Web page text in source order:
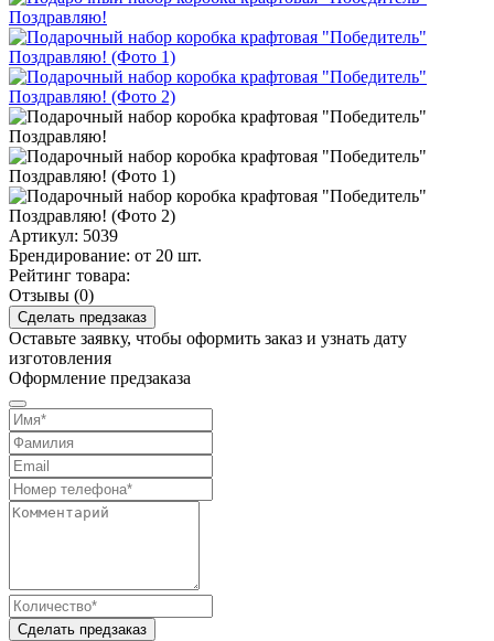
Артикул: 5039
Брендирование: от 20 шт.
Рейтинг товара:
Отзывы (0)
Сделать предзаказ
Оставьте заявку, чтобы оформить заказ и узнать дату
изготовления
Оформление предзаказа
Сделать предзаказ